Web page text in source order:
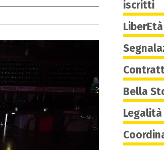
iscritti
Bella
Legalità